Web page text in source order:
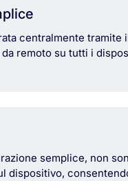
centralmente tramite
da remoto su tutti i
semplice, non
dispositivo,